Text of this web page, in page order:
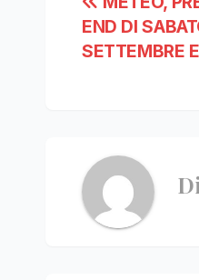
articoli
END DI
SETTEMBRE
Di